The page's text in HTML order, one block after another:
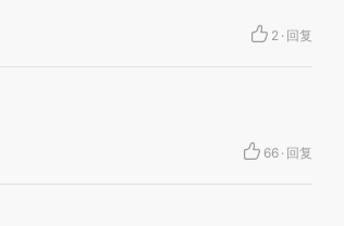
2 · 回复
66 · 回复